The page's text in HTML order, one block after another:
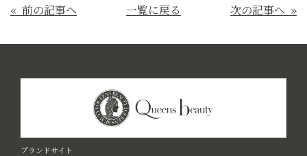
« 前の記事へ 一覧に戻る 次の記事へ »
ブランドサイト